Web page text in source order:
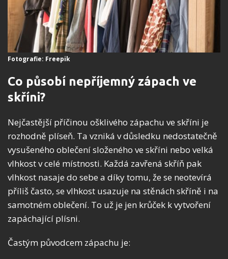
Fotografie: Freepik
Co působí nepříjemný zápach ve
skříni?
Nejčastější příčinou ošklivého zápachu ve skříni je
rozhodně plíseň. Ta vzniká v důsledku nedostatečně
vysušeného oblečení složeného ve skříni nebo velká
vlhkost v celé místnosti. Každá zavřená skříň pak
vlhkost nasaje do sebe a díky tomu, že se neotevírá
příliš často, se vlhkost usazuje na stěnách skříně i na
samotném oblečení. To už je jen krůček k vytvoření
zapáchající plísni.
Častým původcem zápachu je: